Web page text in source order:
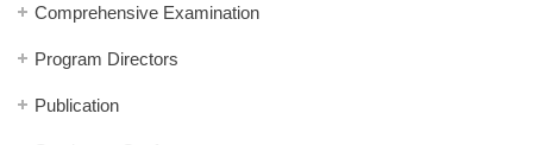
Comprehensive Examination
Program Directors
Publication